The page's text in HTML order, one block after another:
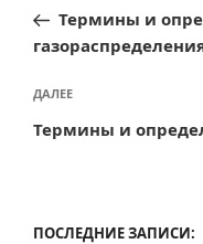
записям
запись:
Термины и
Следующая
запись
ДАЛЕЕ
Термины и
ПОСЛЕДНИЕ ЗАПИСИ: